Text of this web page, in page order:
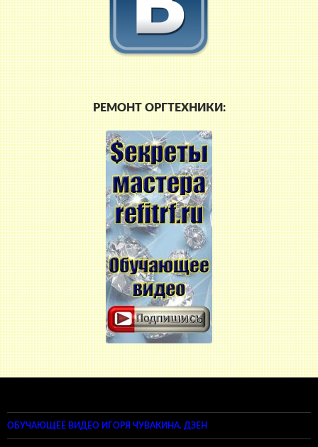
РЕМОНТ ОРГТЕХНИКИ:
ОБУЧАЮЩЕЕ ВИДЕО ИГОРЯ ЧУВАКИНА. ДЗЕН